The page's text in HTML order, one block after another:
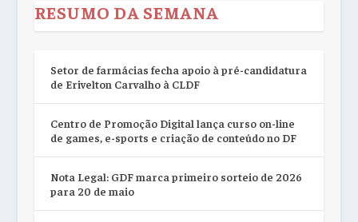
RESUMO DA SEMANA
Setor de farmácias fecha apoio à pré-candidatura
de Erivelton Carvalho à CLDF
Centro de Promoção Digital lança curso on-line
de games, e-sports e criação de conteúdo no DF
Nota Legal: GDF marca primeiro sorteio de 2026
para 20 de maio